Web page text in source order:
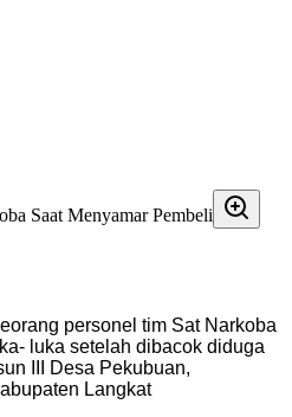
personel tim Sat Narkoba
luka setelah dibacok diduga
III Desa Pekubuan,
Langkat